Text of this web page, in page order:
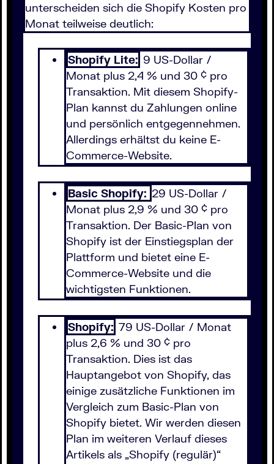
unterscheiden sich die Shopify Kosten pro
Monat teilweise deutlich:
Shopify Lite: 9 US-Dollar /
Monat plus 2,4 % und 30 ¢ pro
Transaktion. Mit diesem Shopify-
Plan kannst du Zahlungen online
und persönlich entgegennehmen.
Allerdings erhältst du keine E-
Commerce-Website.
Basic Shopify: 29 US-Dollar /
Monat plus 2,9 % und 30 ¢ pro
Transaktion. Der Basic-Plan von
Shopify ist der Einstiegsplan der
Plattform und bietet eine E-
Commerce-Website und die
wichtigsten Funktionen.
Shopify: 79 US-Dollar / Monat
plus 2,6 % und 30 ¢ pro
Transaktion. Dies ist das
Hauptangebot von Shopify, das
einige zusätzliche Funktionen im
Vergleich zum Basic-Plan von
Shopify bietet. Wir werden diesen
Plan im weiteren Verlauf dieses
Artikels als „Shopify (regulär)“